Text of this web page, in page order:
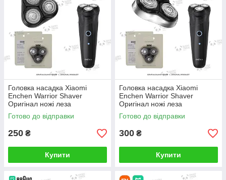
Головка насадка Xiaomi
Enchen Warrior Shaver
Оригінал ножі леза
електробритви Чорний (BR-2)
140201P
Готово до відправки
250 ₴
Купити
Головка насадка Xiaomi
Enchen Warrior Shaver
Оригінал ножі леза
електробритви Срібний (BR-
1) 140201P
Готово до відправки
300 ₴
Купити